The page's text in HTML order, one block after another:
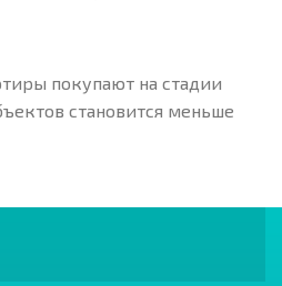
покупают на стадии
становится меньше